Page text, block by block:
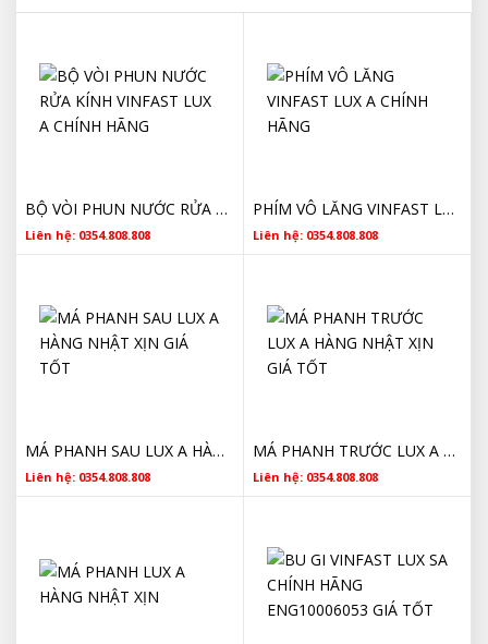
BỘ VÒI PHUN NƯỚC RỬA KÍNH VINFAST LUX A CHÍNH HÃNG
Liên hệ: 0354.808.808
PHÍM VÔ LĂNG VINFAST LUX A CHÍNH HÃNG
Liên hệ: 0354.808.808
MÁ PHANH SAU LUX A HÀNG NHẬT XỊN GIÁ TỐT
Liên hệ: 0354.808.808
MÁ PHANH TRƯỚC LUX A HÀNG NHẬT XỊN GIÁ TỐT
Liên hệ: 0354.808.808